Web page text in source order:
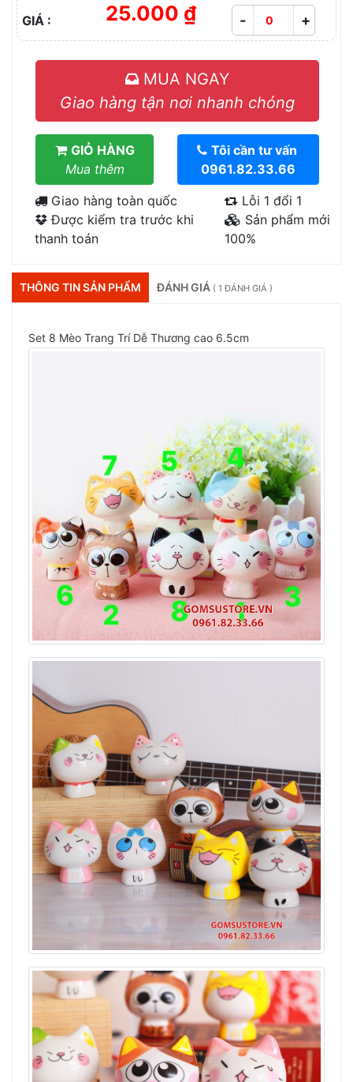
GIÁ : 25.000 ₫ - +
MUA NGAY
Giao hàng tận nơi nhanh chóng
GIỎ HÀNG
Mua thêm
Tôi cần tư vấn
0961.82.33.66
Giao hàng toàn quốc
Được kiểm tra trước khi
thanh toán
Lỗi 1 đổi 1
Sản phẩm mới
100%
THÔNG TIN SẢN PHẨM ĐÁNH GIÁ ( 1 ĐÁNH GIÁ )
Set 8 Mèo Trang Trí Dễ Thương cao 6.5cm